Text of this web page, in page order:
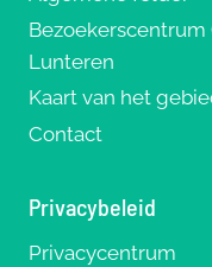
Lunteren
Kaart van het
Contact
Privacybeleid
Privacycentrum